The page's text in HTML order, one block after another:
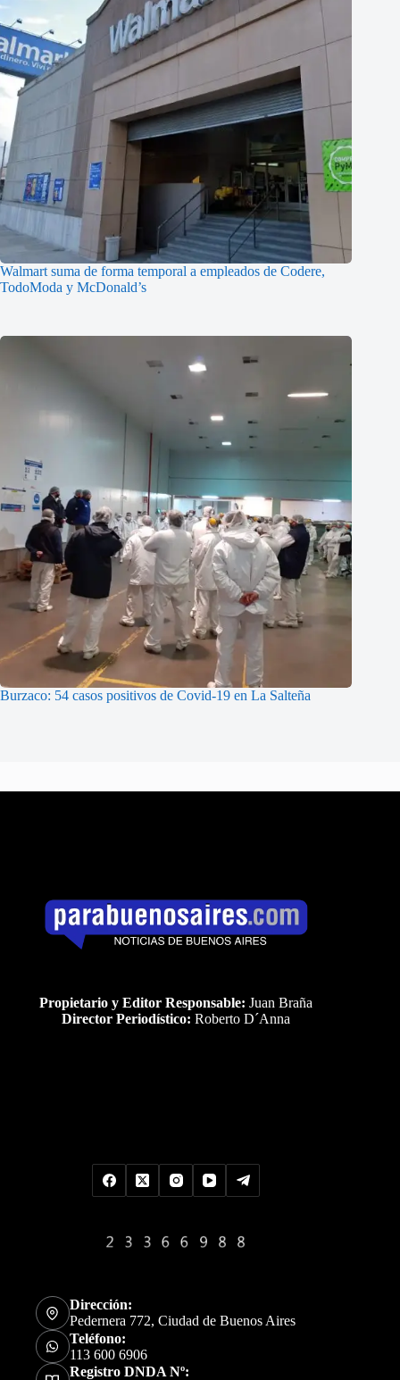
Walmart suma de forma temporal a empleados de Codere,
TodoModa y McDonald’s
Burzaco: 54 casos positivos de Covid-19 en La Salteña
Propietario y Editor Responsable: Juan Braña
Director Periodístico: Roberto D´Anna
Dirección:
Pedernera 772, Ciudad de Buenos Aires
Teléfono:
113 600 6906
Registro DNDA Nº: